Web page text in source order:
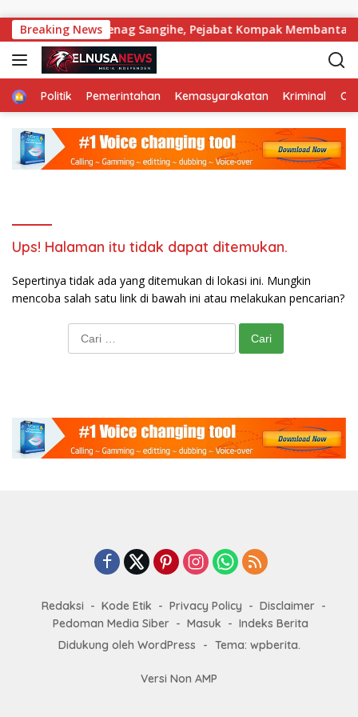
Breaking Newsdi Kemenag Sangihe, Pejabat Kompak Membantah
HomePolitik Pemerintahan Kemasyarakatan Kriminal
Ups! Halaman itu tidak dapat ditemukan.
Sepertinya tidak ada yang ditemukan di lokasi ini. Mungkin
mencoba salah satu link di bawah ini atau melakukan pencarian?
Redaksi Kode Etik Privacy Policy
Disclaimer
Pedoman Media Siber
Masuk
Indeks Berita
Didukung oleh WordPress
- Tema: wpberita.
Versi Non AMP